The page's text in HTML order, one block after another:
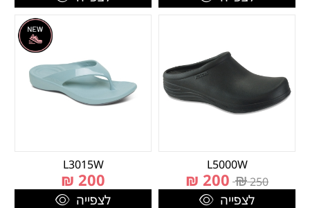
L5000W
250
₪
200
₪
לצפייה
L3015W
200
₪
לצפייה